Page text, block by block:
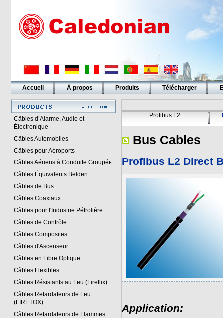
Accueil À propos Produits Télécharger
Liens
Câbles d’Alarme, Audio et
Électronique
Câbles Automobiles
Câbles pour Aéroports
Câbles Aériens à Conduite Groupée
Câbles Équivalents Belden
Câbles de Bus
Câbles Coaxiaux
Câbles pour l'Industrie Pétrolière
Câbles de Contrôle
Câbles Composites
Câbles d'Ascenseur
Câbles en Fibre Optique
Câbles Flexibles
Câbles Résistants au Feu (Fireflix)
Câbles Retardateurs de Feu
(FIRETOX)
Câbles Retardateurs de Flammes
Profibus L2
Bus Cables
Profibus L2 Direct
Application: